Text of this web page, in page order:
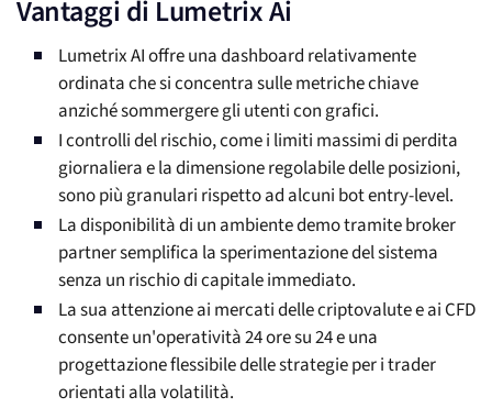
Vantaggi di Lumetrix Ai
Lumetrix AI offre una dashboard relativamente
ordinata che si concentra sulle metriche chiave
anziché sommergere gli utenti con grafici.
I controlli del rischio, come i limiti massimi di perdita
giornaliera e la dimensione regolabile delle posizioni,
sono più granulari rispetto ad alcuni bot entry-level.
La disponibilità di un ambiente demo tramite broker
partner semplifica la sperimentazione del sistema
senza un rischio di capitale immediato.
La sua attenzione ai mercati delle criptovalute e ai CFD
consente un'operatività 24 ore su 24 e una
progettazione flessibile delle strategie per i trader
orientati alla volatilità.